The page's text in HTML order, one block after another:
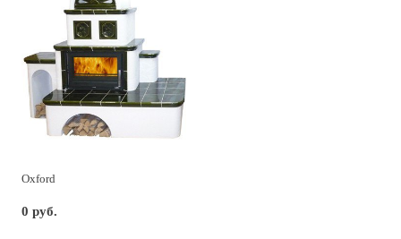
Oxford
0 руб.